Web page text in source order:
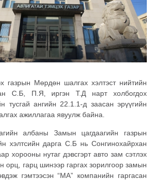
газрын Мөрдөн шалгах хэлтэст нийтийн
С.Б, П.Я, иргэн Т.Д нарт холбогдох
тусгай ангийн 22.1.1-д заасан эрүүгийн
ажиллагаа явуулж байна.
албаны Замын цагдаагийн газрын
хэлтсийн дарга С.Б нь Сонгинохайрхан
хорооны нутаг дэвсгэрт авто зам сэтлэх
орц, гарц шинээр гаргах зорилгоор замын
гэмтээсэн “МА” компанийн гаргасан